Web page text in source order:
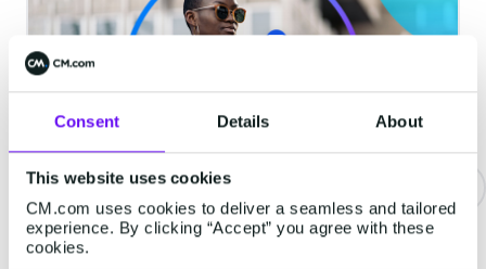
Consent Details About
This website uses cookies
CM.com uses cookies to deliver a seamless and tailored
experience. By clicking “Accept” you agree with these
cookies.
RCS for Business : 3 types de
messages et 3 cas d'usage